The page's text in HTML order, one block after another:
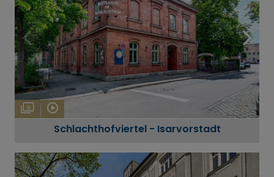
6
Schlachthofviertel - Isarvorstadt